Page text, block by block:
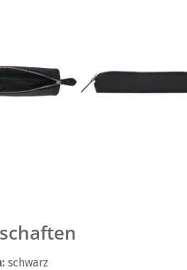
schwarz